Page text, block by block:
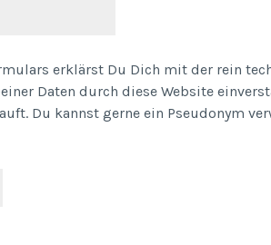
erklärst Du Dich mit der rein
Daten durch diese Website
Du kannst gerne ein Pseudonym